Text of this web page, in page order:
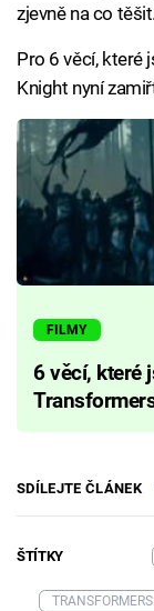
zjevně na co těšit.
Pro 6 věcí, které
Knight nyní
FILMY
6 věcí, které
SDÍLEJTE ČLÁNEK
ŠTÍTKY